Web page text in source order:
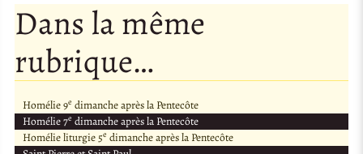
Dans la même
rubrique…
Homélie 9e dimanche après la Pentecôte
Homélie 7e dimanche après la Pentecôte
Homélie liturgie 5e dimanche après la Pentecôte